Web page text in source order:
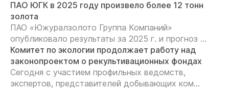
ПАО ЮГК в 2025 году произвело более 12 тонн
золота
ПАО «Южуралзолото Группа Компаний»
опубликовало результаты за 2025 г. и прогноз ...
Комитет по экологии продолжает работу над
законопроектом о рекультивационных фондах
Сегодня с участием профильных ведомств,
экспертов, представителей добывающих ком...